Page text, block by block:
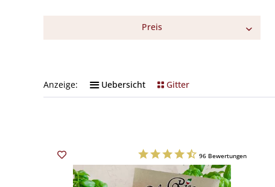
Preis
Anzeige: Uebersicht Gitter
96 Bewertungen